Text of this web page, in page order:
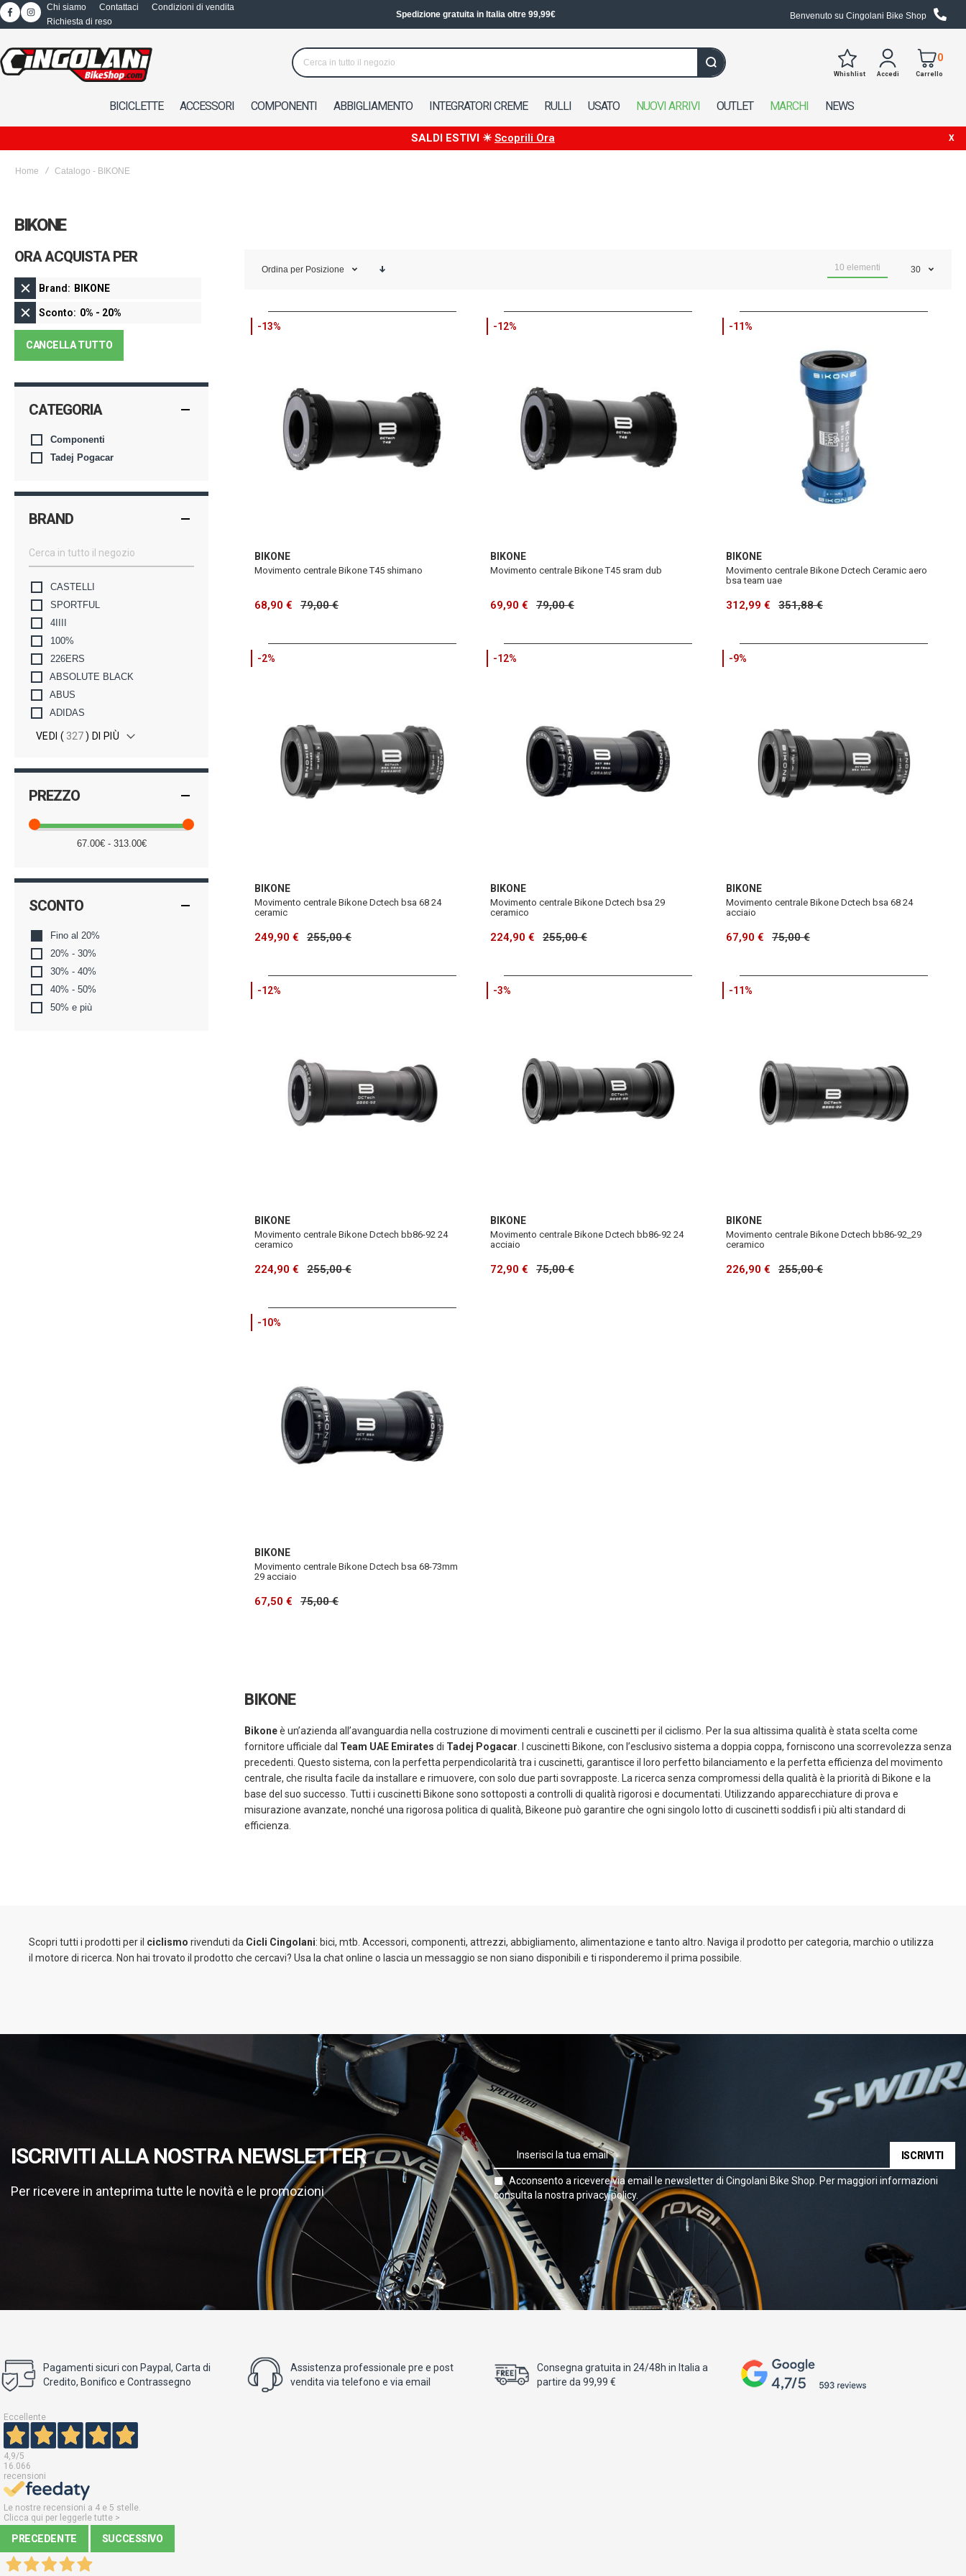
Chi siamo Contattaci
Condizioni di vendita
Richiesta di reso
Spedizione in 24/48h in Italia Benvenuto su Cingolani Bike Shop
Accedi
Whishlist
0
Carrello
BICICLETTE ACCESSORI COMPONENTI ABBIGLIAMENTO INTEGRATORI CREME RULLI USATO NUOVI ARRIVI OUTLET MARCHI NEWS
SALDI ESTIVI ☀ Scoprili Ora
Home Catalogo - BIKONE
BIKONE
Ordina per Posizione 10 elementi 30
-13%
BIKONE
Movimento centrale Bikone T45 shimano
68,90 € 79,00 €
-12%
BIKONE
Movimento centrale Bikone T45 sram dub
69,90 € 79,00 €
-11%
BIKONE
Movimento centrale Bikone Dctech Ceramic aero
bsa team uae
312,99 € 351,88 €
-2%
BIKONE
Movimento centrale Bikone Dctech bsa 68 24
ceramic
249,90 € 255,00 €
-12%
BIKONE
Movimento centrale Bikone Dctech bsa 29
ceramico
224,90 € 255,00 €
-9%
BIKONE
Movimento centrale Bikone Dctech bsa 68 24
acciaio
67,90 € 75,00 €
-12%
BIKONE
Movimento centrale Bikone Dctech bb86-92 24
ceramico
224,90 € 255,00 €
-3%
BIKONE
Movimento centrale Bikone Dctech bb86-92 24
acciaio
72,90 € 75,00 €
-11%
BIKONE
Movimento centrale Bikone Dctech bb86-92_29
ceramico
226,90 € 255,00 €
-10%
BIKONE
Movimento centrale Bikone Dctech bsa 68-73mm
29 acciaio
67,50 € 75,00 €
BIKONE
Bikoneè un’azienda all’avanguardia nella costruzione di movimenti centrali e cuscinetti per il ciclismo. Per la sua altissima qualità è stata scelta come
fornitore ufficiale dal Team UAE Emirates di Tadej Pogacar . I cuscinetti Bikone, con l’esclusivo sistema a doppia coppa, forniscono una scorrevolezza senza
precedenti. Questo sistema, con la perfetta perpendicolarità tra i cuscinetti, garantisce il loro perfetto bilanciamento e la perfetta efficienza del movimento
centrale, che risulta facile da installare e rimuovere, con solo due parti sovrapposte. La ricerca senza compromessi della qualità è la priorità di Bikone e la
base del suo successo. Tutti i cuscinetti Bikone sono sottoposti a controlli di qualità rigorosi e documentati. Utilizzando apparecchiature di prova e
misurazione avanzate, nonché una rigorosa politica di qualità, Bikeone può garantire che ogni singolo lotto di cuscinetti soddisfi i più alti standard di
efficienza.
ORA ACQUISTA PER
Brand BIKONE
Sconto 0% - 20%
CANCELLA TUTTO
CATEGORIA
Componenti
Tadej Pogacar
BRAND
CASTELLI
SPORTFUL
4IIII
100%
226ERS
ABSOLUTE BLACK
ABUS
ADIDAS
VEDI ( 327) DI PIÙ
PREZZO
67.00€ - 313.00€
SCONTO
Fino al 20%
20% - 30%
30% - 40%
40% - 50%
50% e più
Scopri tutti i prodotti per il ciclismo rivenduti da Cicli Cingolani: bici, mtb. Accessori, componenti, attrezzi, abbigliamento, alimentazione e tanto altro. Naviga il prodotto per categoria, marchio o utilizza
il motore di ricerca. Non hai trovato il prodotto che cercavi? Usa la chat online o lascia un messaggio se non siano disponibili e ti risponderemo il prima possibile.
ISCRIVITI ALLA NOSTRA NEWSLETTER
Per ricevere in anteprima tutte le novità e le promozioni
ISCRIVITI
Acconsento a ricevere via email le newsletter di Cingolani Bike Shop. Per maggiori informazioni
consulta la nostra privacy policy.
Pagamenti sicuri con Paypal, Carta di
Credito, Bonifico e Contrassegno
Assistenza professionale pre e post
vendita via telefono e via email
Consegna gratuita in 24/48h in Italia a
partire da 99,99 €
Eccellente
4,9/5
16.066
recensioni
Le nostre recensioni a 4 e 5 stelle.
Clicca qui per leggerle tutte >
PRECEDENTE SUCCESSIVO